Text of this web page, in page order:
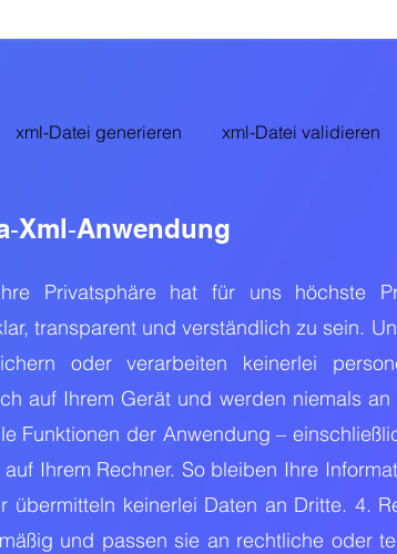
xml-Datei generieren xml-Datei validieren
Privatsphäre hat für uns höchste
transparent und verständlich zu sein.
oder verarbeiten keinerlei
auf Ihrem Gerät und werden niemals
Funktionen der Anwendung –
Ihrem Rechner. So bleiben Ihre
übermitteln keinerlei Daten an Dritte. 4.
und passen sie an rechtliche oder